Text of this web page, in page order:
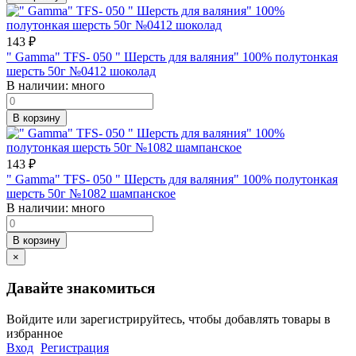
143 ₽
" Gamma" TFS- 050 " Шерсть для валяния" 100% полутонкая
шерсть 50г №0412 шоколад
В наличии: много
В корзину
143 ₽
" Gamma" TFS- 050 " Шерсть для валяния" 100% полутонкая
шерсть 50г №1082 шампанское
В наличии: много
В корзину
×
Давайте знакомиться
Войдите или зарегистрируйтесь, чтобы добавлять товары в
избранное
Вход Регистрация